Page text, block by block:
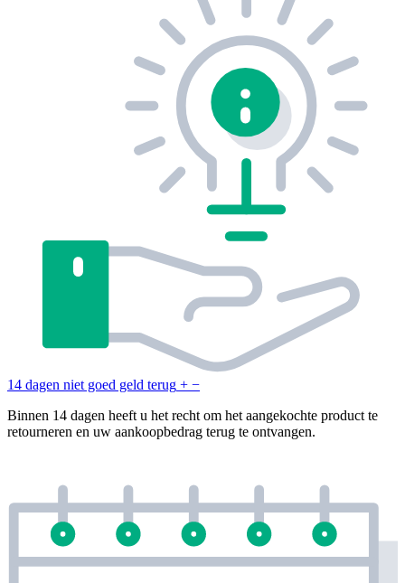
14 dagen niet goed geld terug + −
Binnen 14 dagen heeft u het recht om het aangekochte product te
retourneren en uw aankoopbedrag terug te ontvangen.